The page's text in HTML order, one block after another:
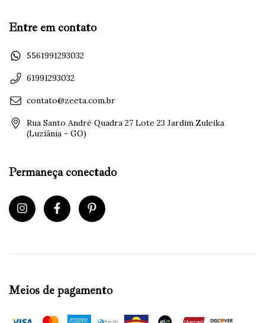
Entre em contato
5561991293032
61991293032
contato@zeeta.com.br
Rua Santo André Quadra 27 Lote 23 Jardim Zuleika
(Luziânia - GO)
Permaneça conectado
Meios de pagamento